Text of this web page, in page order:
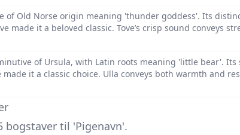
of Old Norse origin meaning 'thunder goddess'. Its
made it a beloved classic. Tove’s crisp sound conveys
of Ursula, with Latin roots meaning 'little bear'.
it a classic choice. Ulla conveys both warmth and
bogstaver til 'Pigenavn'.